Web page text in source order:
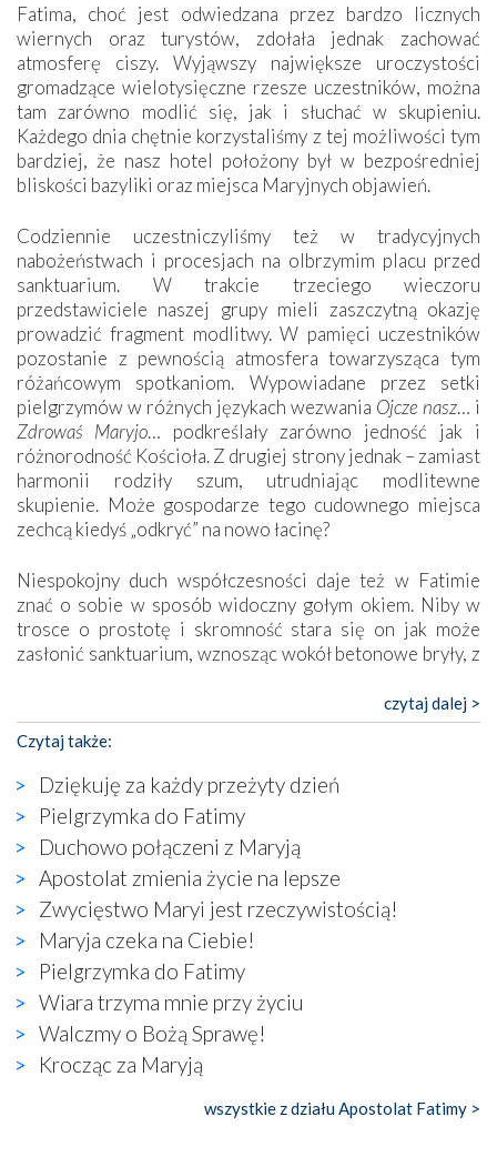
Fatima, choć jest odwiedzana przez bardzo licznych
wiernych oraz turystów, zdołała jednak zachować
atmosferę ciszy. Wyjąwszy największe uroczystości
gromadzące wielotysięczne rzesze uczestników, można
tam zarówno modlić się, jak i słuchać w skupieniu.
Każdego dnia chętnie korzystaliśmy z tej możliwości tym
bardziej, że nasz hotel położony był w bezpośredniej
bliskości bazyliki oraz miejsca Maryjnych objawień.
Codziennie uczestniczyliśmy też w tradycyjnych
nabożeństwach i procesjach na olbrzymim placu przed
sanktuarium. W trakcie trzeciego wieczoru
przedstawiciele naszej grupy mieli zaszczytną okazję
prowadzić fragment modlitwy. W pamięci uczestników
pozostanie z pewnością atmosfera towarzysząca tym
różańcowym spotkaniom. Wypowiadane przez setki
pielgrzymów w różnych językach wezwania Ojcze nasz… i
Zdrowaś Maryjo… podkreślały zarówno jedność jak i
różnorodność Kościoła. Z drugiej strony jednak – zamiast
harmonii rodziły szum, utrudniając modlitewne
skupienie. Może gospodarze tego cudownego miejsca
zechcą kiedyś „odkryć” na nowo łacinę?
Niespokojny duch współczesności daje też w Fatimie
znać o sobie w sposób widoczny gołym okiem. Niby w
trosce o prostotę i skromność stara się on jak może
zasłonić sanktuarium, wznosząc wokół betonowe bryły, z
katolickiego kultu. Tylko co wspólnego z żywą,
autentyczną wiarą mogą mieć płaskie, szare bunkry albo
kaplice, w których Tabernakulum przypomina bardziej
skrzynkę na narzędzia? Albo co powiedzieć o ustawionym
tuż przy nowej bazylice wielkim krzyżu, na którym
zamiast Chrystusa umieszczono dziwaczną postać jakby
wyjętą ze starożytnych hieroglifów? W kulturowym
kontekście naszych czasów to raczej karykatura niż godny
wizerunek Zbawiciela…
Zatem nawet w bezpośrednim otoczeniu sanktuarium
naocznie przekonaliśmy się, że wewnątrz Kościoła toczy
się ogromna walka o kształt katolicyzmu i o serca
wierzących. Do czego to zmaganie może prowadzić,
widzieliśmy w urokliwym, niewielkim mieście Obidos,
gdzie w miejscu dawnego kościoła działa dzisiaj…
księgarnia.
Nasze pielgrzymkowe wyprawy, których celem były
czytaj dalej >
Czytaj także:
Dziękuję za każdy przeżyty dzień
Pielgrzymka do Fatimy
Duchowo połączeni z Maryją
Apostolat zmienia życie na lepsze
Zwycięstwo Maryi jest rzeczywistością!
Maryja czeka na Ciebie!
Pielgrzymka do Fatimy
Wiara trzyma mnie przy życiu
Walczmy o Bożą Sprawę!
Krocząc za Maryją
wszystkie z działu Apostolat Fatimy >